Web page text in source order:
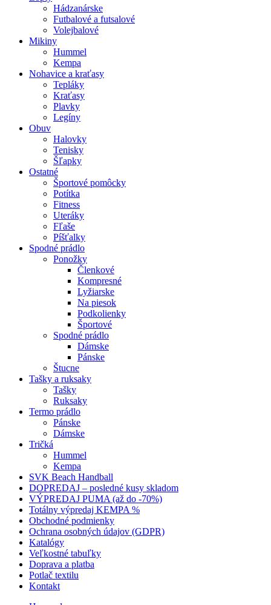
Hádzanárske
Futbalové a futsalové
Volejbalové
Mikiny
Hummel
Kempa
Nohavice a kraťasy
Tepláky
Kraťasy
Plavky
Legíny
Obuv
Halovky
Tenisky
Šľapky
Ostatné
Športové pomôcky
Potítka
Fitness
Uteráky
Fľaše
Píšťalky
Spodné prádlo
Ponožky
Členkové
Kompresné
Lyžiarske
Na piesok
Podkolienky
Športové
Spodné prádlo
Dámske
Pánske
Štucne
Tašky a ruksaky
Tašky
Ruksaky
Termo prádlo
Pánske
Dámske
Tričká
Hummel
Kempa
SVK Beach Handball
DOPREDAJ – posledné kusy skladom
VÝPREDAJ PUMA (až do -70%)
Totálny výpredaj KEMPA %
Obchodné podmienky
Ochrana osobných údajov (GDPR)
Katalógy
Veľkostné tabuľky
Doprava a platba
Potlač textilu
Kontakt